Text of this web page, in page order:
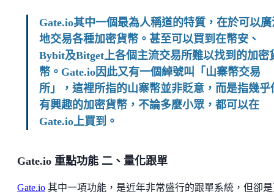
Gate.io其中一個最為人稱道的特質，在於可以廣
地交易各種加密貨幣。甚至可以買到在幣安、
Bybit及Bitget上各個主流交易所難以找到的加密
幣。Gate.io因此又有一個綽號叫「山寨幣交易
所」，這裡所指的山寨幣並非貶意，而是指幾乎
有興趣的加密貨幣，不論多麼小眾，都可以在
Gate.io上買到。
Gate.io 重點功能 二、量化跟單
Gate.io 其中一項功能，是近年非常盛行的跟單系統，但卻